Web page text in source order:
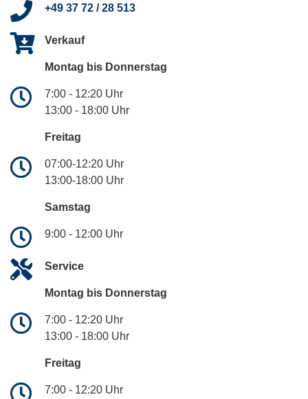
+49 37 72 / 28 513
Verkauf
Montag bis Donnerstag
7:00 - 12:20 Uhr
13:00 - 18:00 Uhr
Freitag
07:00-12:20 Uhr
13:00-18:00 Uhr
Samstag
9:00 - 12:00 Uhr
Service
Montag bis Donnerstag
7:00 - 12:20 Uhr
13:00 - 18:00 Uhr
Freitag
7:00 - 12:20 Uhr